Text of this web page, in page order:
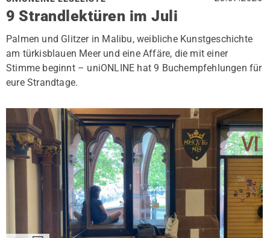
9 Strandlektüren im Juli
Palmen und Glitzer in Malibu, weibliche Kunstgeschichte
am türkisblauen Meer und eine Affäre, die mit einer
Stimme beginnt – uniONLINE hat 9 Buchempfehlungen für
eure Strandtage.